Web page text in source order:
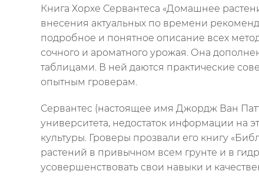
Книга Хорхе Сервантеса «Домашнее
внесения актуальных по времени
подробное и понятное описание всех
сочного и ароматного урожая. Она
таблицами. В ней даются практические
опытным гроверам.
Сервантес (настоящее имя Джордж Ван
университета, недостаток информации на
культуры. Гроверы прозвали его книгу
растений в привычном всем грунте и в
усовершенствовать свои навыки и